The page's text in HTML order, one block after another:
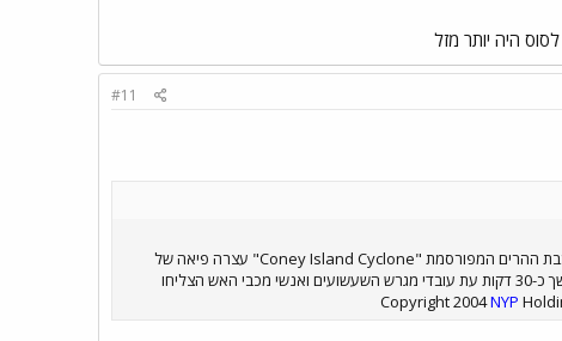
היה יותר מזל
#11
בעוד שאת רכבת ישראל עצר היום סוס שחדר למתחם המסילות לייד תחנת השלום בתל אביב (חדשות ערוץ 2) את רכבת ההרים המפורסמת "Coney Island Cyclone" עצרה פיאה של
אישה אשר התעופפה ברוח והסתבכה בגלגלי רכבת ההרים עת זו הייתה בשיא עליה. קרונות רכבת ההרים ניבלמו למשך כ-30 דקות עת עובדי מגרש השעשועים ואנשי מכבי האש הצליחו
NYP